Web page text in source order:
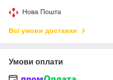
Нова Пошта
Всі умови доставки
Умови оплати